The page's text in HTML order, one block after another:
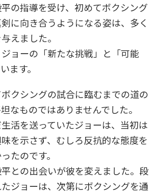
の指導を受け、初めてボクシング
に向き合うようになる姿は、多く
えました。
ョーの「新たな挑戦」と「可能
ます。
クシングの試合に臨むまでの道の
なものではありませんでした。
活を送っていたジョーは、当初は
を示さず、むしろ反抗的な態度を
たのです。
との出会いが彼を変えました。段
ジョーは、次第にボクシングを通